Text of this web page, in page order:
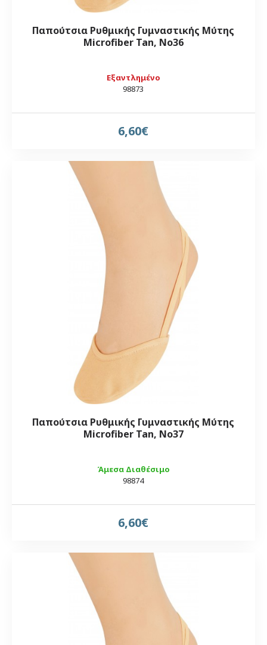
Εξαντλημένο
98873
Παπούτσια Ρυθμικής Γυμναστικής Μύτης
Microfiber Tan, Νο36
6,60€
Άμεσα Διαθέσιμο
98874
Παπούτσια Ρυθμικής Γυμναστικής Μύτης
Microfiber Tan, Νο37
6,60€